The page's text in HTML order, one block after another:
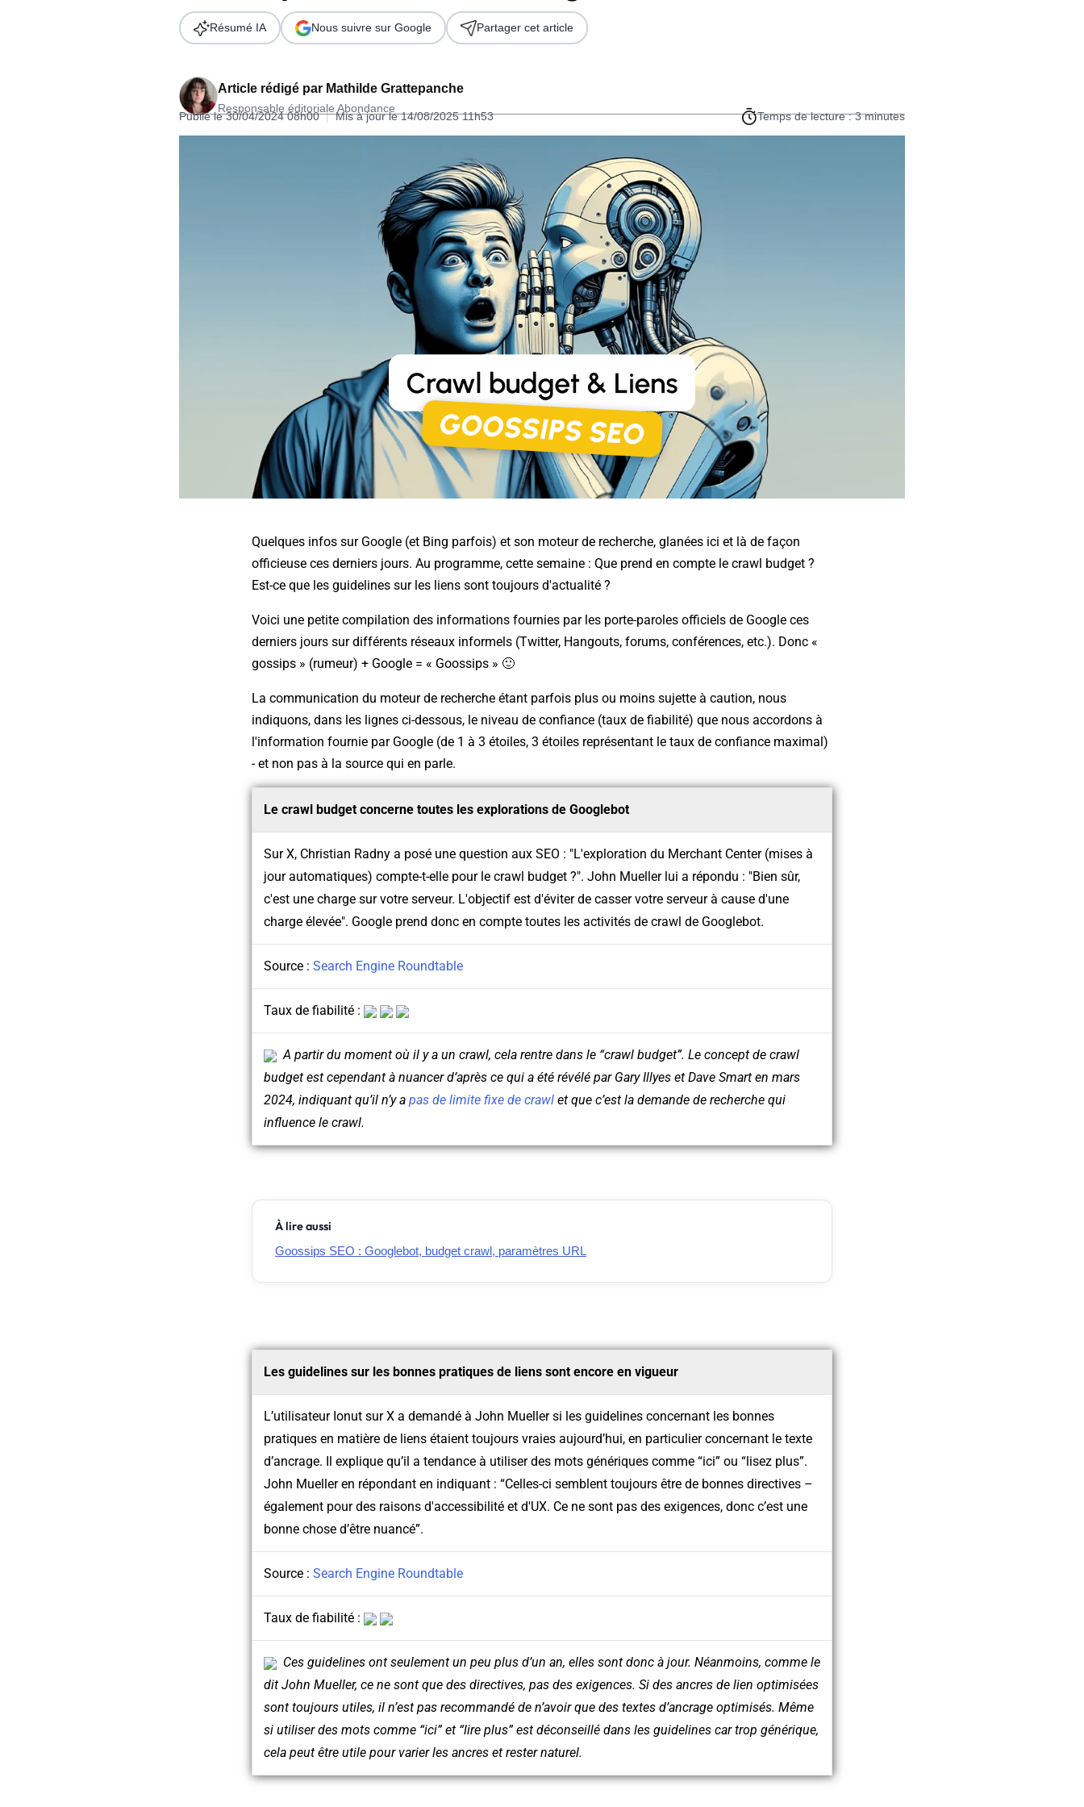
Télécharger l'Ebook
Formation SEO & GEO - Edition 2026
Article rédigé par Mathilde Grattepanche
Responsable éditoriale Abondance
Publié le 30/04/2024 08h00 | Mis à jour le 14/08/2025 11h53 Temps de lecture : 3 minutes
Résumé IA Nous suivre sur Google Partager cet article
Quelques infos sur Google (et Bing parfois) et son moteur de recherche, glanées ici et là de façon
officieuse ces derniers jours. Au programme, cette semaine : Que prend en compte le crawl budget ?
Est-ce que les guidelines sur les liens sont toujours d'actualité ?
Voici une petite compilation des informations fournies par les porte-paroles officiels de Google ces
derniers jours sur différents réseaux informels (Twitter, Hangouts, forums, conférences, etc.). Donc «
gossips » (rumeur) + Google = « Goossips » 🙂
La communication du moteur de recherche étant parfois plus ou moins sujette à caution, nous
indiquons, dans les lignes ci-dessous, le niveau de confiance (taux de fiabilité) que nous accordons à
l'information fournie par Google (de 1 à 3 étoiles, 3 étoiles représentant le taux de confiance maximal)
- et non pas à la source qui en parle.
Le crawl budget concerne toutes les explorations de Googlebot
Sur X, Christian Radny a posé une question aux SEO : "L'exploration du Merchant Center (mises à
jour automatiques) compte-t-elle pour le crawl budget ?". John Mueller lui a répondu : "Bien sûr,
c'est une charge sur votre serveur. L'objectif est d'éviter de casser votre serveur à cause d'une
charge élevée". Google prend donc en compte toutes les activités de crawl de Googlebot.
Source : Search Engine Roundtable
Taux de fiabilité :
A partir du moment où il y a un crawl, cela rentre dans le “crawl budget”. Le concept de crawl
budget est cependant à nuancer d’après ce qui a été révélé par Gary Illyes et Dave Smart en mars
2024, indiquant qu’il n’y a pas de limite fixe de crawlet que c’est la demande de recherche qui
influence le crawl.
À lire aussi
Goossips SEO : Googlebot, budget crawl, paramètres URL
Les guidelines sur les bonnes pratiques de liens sont encore en vigueur
L’utilisateur Ionut sur X a demandé à John Mueller si les guidelines concernant les bonnes
pratiques en matière de liens étaient toujours vraies aujourd’hui, en particulier concernant le texte
d’ancrage. Il explique qu’il a tendance à utiliser des mots génériques comme “ici” ou “lisez plus”.
John Mueller en répondant en indiquant : “Celles-ci semblent toujours être de bonnes directives –
également pour des raisons d'accessibilité et d'UX. Ce ne sont pas des exigences, donc c’est une
bonne chose d’être nuancé”.
Source : Search Engine Roundtable
Taux de fiabilité :
Ces guidelines ont seulement un peu plus d’un an, elles sont donc à jour. Néanmoins, comme le
dit John Mueller, ce ne sont que des directives, pas des exigences. Si des ancres de lien optimisées
sont toujours utiles, il n’est pas recommandé de n’avoir que des textes d’ancrage optimisés. Même
si utiliser des mots comme “ici” et “lire plus” est déconseillé dans les guidelines car trop générique,
cela peut être utile pour varier les ancres et rester naturel.